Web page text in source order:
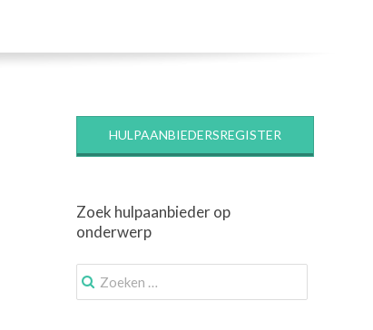
HULPAANBIEDERSREGISTER
Zoek hulpaanbieder op
onderwerp
Zoek
naar: